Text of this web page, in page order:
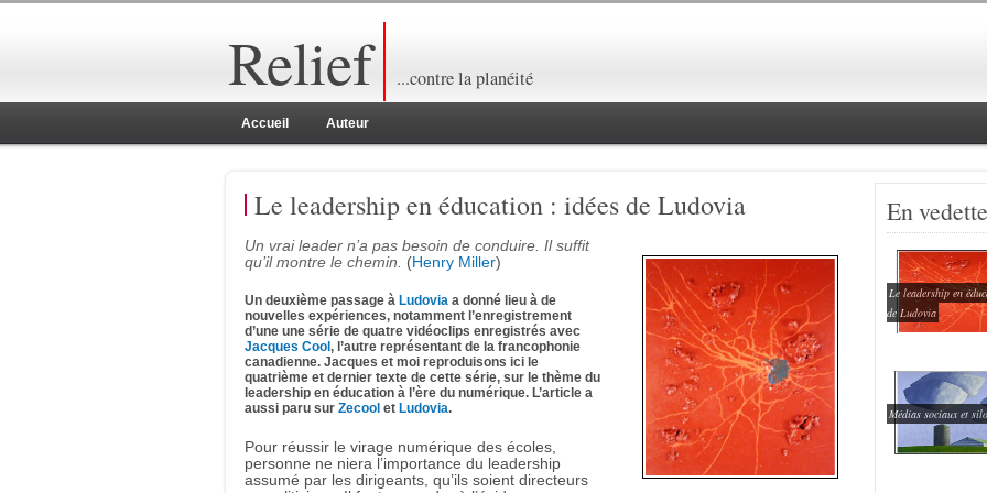
Relief ...contre la planéité
Accueil Auteur
Le leadership en éducation : idées de Ludovia
Un vrai leader n’a pas besoin de conduire. Il suffit
qu’il montre le chemin. (Henry Miller)
Un deuxième passage à Ludovia a donné lieu à de
nouvelles expériences, notamment l’enregistrement
d’une une série de quatre vidéoclips enregistrés avec
Jacques Cool , l’autre représentant de la francophonie
canadienne. Jacques et moi reproduisons ici le
quatrième et dernier texte de cette série, sur le thème du
leadership en éducation à l’ère du numérique. L’article a
aussi paru sur Zecool et Ludovia.
Pour réussir le virage numérique des écoles,
personne ne niera l’importance du leadership
assumé par les dirigeants, qu’ils soient directeurs
En vedette
Le leadership en
de Ludovia
Médias sociaux et